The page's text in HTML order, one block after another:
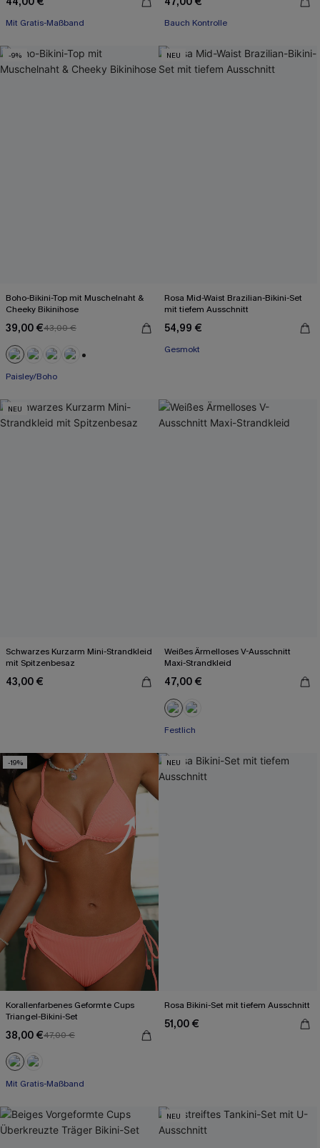
Mit Gratis-Maßband Bauch Kontrolle
-9%
Boho-Bikini-Top mit Muschelnaht &
Cheeky Bikinihose
39,00 €43,00 €
Paisley/Boho
NEU
Rosa Mid-Waist Brazilian-Bikini-Set
mit tiefem Ausschnitt
54,99 €
Gesmokt
NEU
Schwarzes Kurzarm Mini-Strandkleid
mit Spitzenbesaz
43,00 €
Weißes Ärmelloses V-Ausschnitt
Maxi-Strandkleid
47,00 €
Festlich
-19%
Korallenfarbenes Geformte Cups
Triangel-Bikini-Set
38,00 €47,00 €
Mit Gratis-Maßband
NEU
Rosa Bikini-Set mit tiefem Ausschnitt
51,00 €
NEU